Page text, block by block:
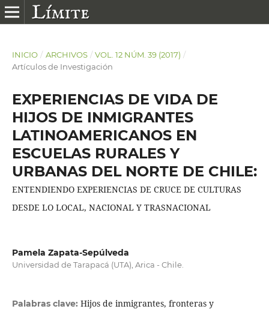
INICIO / ARCHIVOS / VOL. 12 NÚM. 39 (2017) /
Artículos de Investigación
EXPERIENCIAS DE VIDA DE
HIJOS DE INMIGRANTES
LATINOAMERICANOS EN
ESCUELAS RURALES Y
URBANAS DEL NORTE DE CHILE:
ENTENDIENDO EXPERIENCIAS DE CRUCE DE CULTURAS
DESDE LO LOCAL, NACIONAL Y TRASNACIONAL
Pamela Zapata-Sepúlveda
Universidad de Tarapacá (UTA), Arica - Chile.
Palabras clave: Hijos de inmigrantes, fronteras y